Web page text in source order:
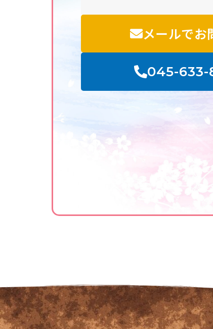
メールでお
045-633-